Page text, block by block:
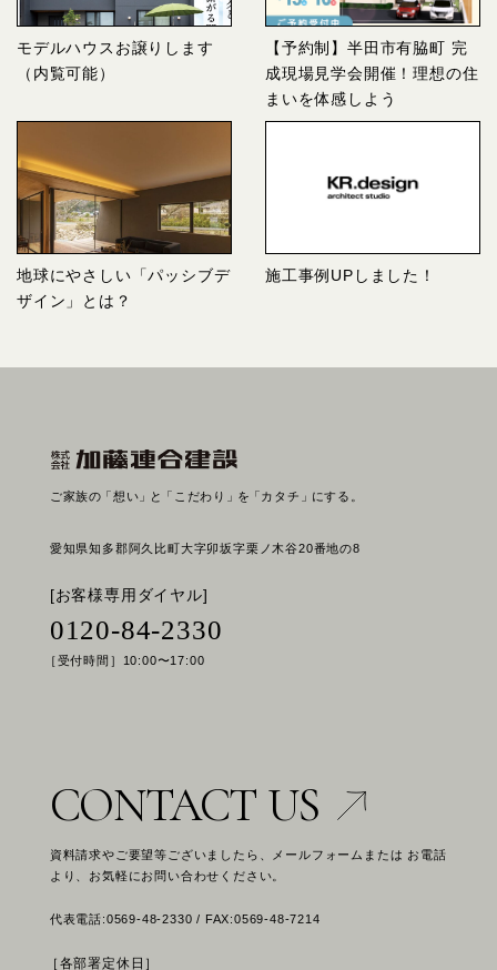
モデルハウスお譲りします
（内覧可能）
【予約制】半田市有脇町 完
成現場見学会開催！理想の住
まいを体感しよう
地球にやさしい「パッシブデ
ザイン」とは？
施工事例UPしました！
ご家族の「想い」と 「こだわり」を「カタチ」にする。
愛知県知多郡阿久比町大字卯坂字栗ノ木谷20番地の8
[お客様専用ダイヤル]
0120-84-2330
［受付時間］10:00〜17:00
CONTACT US
資料請求やご要望等ございましたら、メールフォームまたは お電話
より、お気軽にお問い合わせください。
代表電話:0569-48-2330 / FAX:0569-48-7214
［各部署定休日］